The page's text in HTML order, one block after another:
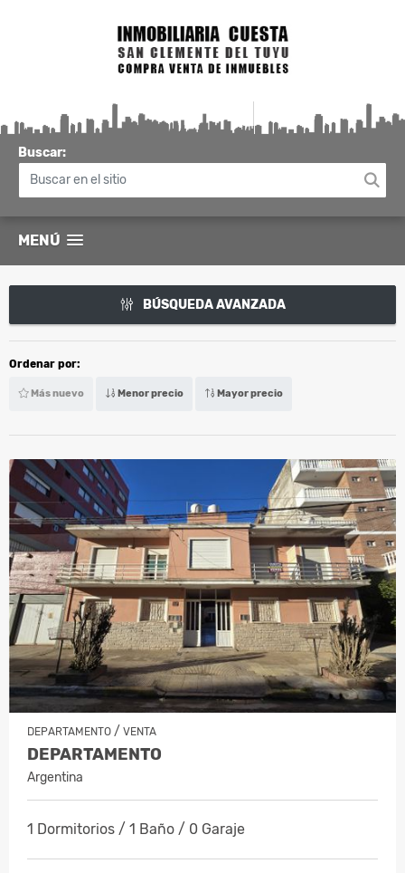
Buscar:
MENÚ
BÚSQUEDA AVANZADA
Ordenar por:
Más nuevo Menor precio Mayor precio
DEPARTAMENTO / VENTA
DEPARTAMENTO
Argentina
1 Dormitorios / 1 Baño / 0 Garaje